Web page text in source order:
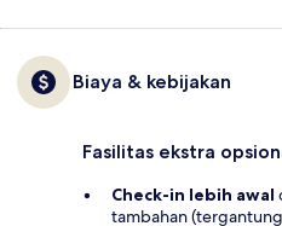
Biaya & kebijakan
Fasilitas ekstra
Check-in lebih awal
tambahan